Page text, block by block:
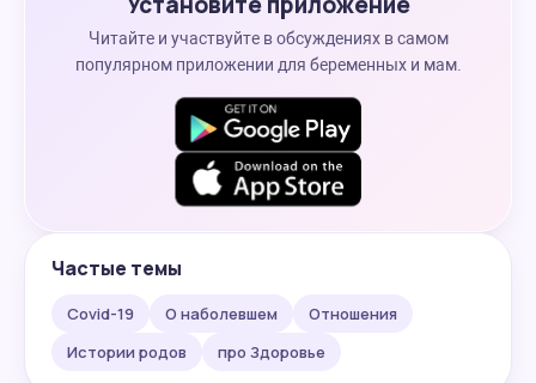
Читайте и участвуйте в обсуждениях в самом
популярном приложении для беременных и мам.
Частые темы
Covid-19 О наболевшем
Отношения
Истории родов
про Здоровье